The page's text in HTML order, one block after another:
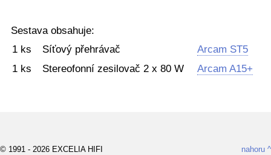
Sestava obsahuje:
1 ks
Síťový přehrávač
Arcam ST5
1 ks
Stereofonní zesilovač 2 x 80 W Arcam A15+
© 1991 - 2026 EXCELIA HIFI nahoru ^